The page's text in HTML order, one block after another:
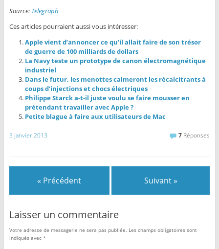
Source: Telegraph
Ces articles pourraient aussi vous intéresser:
Apple vient d’annoncer ce qu’il allait faire de son trésor
de guerre de 100 milliards de dollars
La Navy teste un prototype de canon électromagnétique
industriel
Dans le futur, les menottes calmeront les récalcitrants à
coups d’injections et chocs électriques
Philippe Starck a-t-il juste voulu se faire mousser en
prétendant travailler avec Apple ?
Petite blague à faire aux utilisateurs de Mac
3 janvier 2013 7 Réponses
« Précédent Suivant »
Laisser un commentaire
Votre adresse de messagerie ne sera pas publiée. Les champs obligatoires sont
indiqués avec *